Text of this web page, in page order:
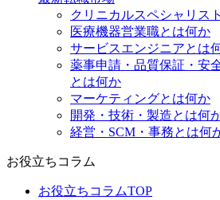
クリニカルスペシャリス
医療機器営業職とは何か
サービスエンジニアとは
薬事申請・品質保証・安
とは何か
マーケティングとは何か
開発・技術・製造とは何
経営・SCM・事務とは何
お役立ちコラム
お役立ちコラムTOP